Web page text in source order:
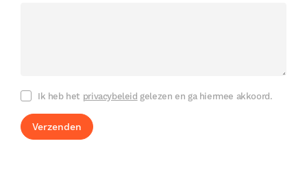
Ik heb het privacybeleid gelezen en ga hiermee akkoord.
Verzenden